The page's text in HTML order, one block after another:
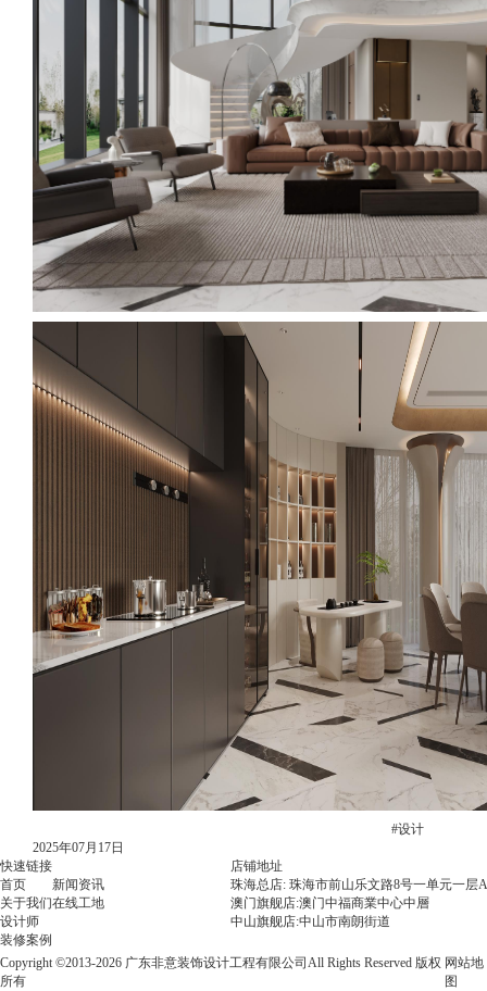
#设计
2025年07月17日
快速链接
首页
关于我们
设计师
装修案例
新闻资讯
在线工地
店铺地址
珠海总店: 珠海市前山乐文路8号一单元一层
澳门旗舰店:澳门中福商業中心中層
中山旗舰店:中山市南朗街道
Copyright ©2013-2026 广东非意装饰设计工程有限公司All Rights Reserved 版权
所有
网站地
图